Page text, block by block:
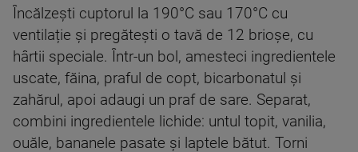
Încălzești cuptorul la 190°C sau 170°C cu
ventilație și pregătești o tavă de 12 brioșe, cu
hârtii speciale. Într-un bol, amesteci ingredientele
uscate, făina, praful de copt, bicarbonatul și
zahărul, apoi adaugi un praf de sare. Separat,
combini ingredientele lichide: untul topit, vanilia,
ouăle, bananele pasate și laptele bătut. Torni